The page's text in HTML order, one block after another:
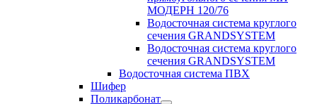
МОДЕРН 120/76
Водосточная система круглого
сечения GRANDSYSTEM
Водосточная система круглого
сечения GRANDSYSTEM
Водосточная система ПВХ
Шифер
Поликарбонат